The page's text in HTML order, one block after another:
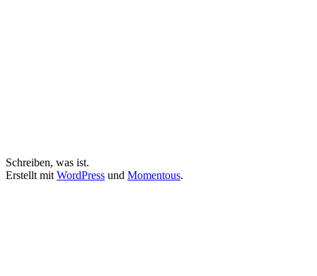
Schreiben, was ist.
Erstellt mit WordPress und Momentous.